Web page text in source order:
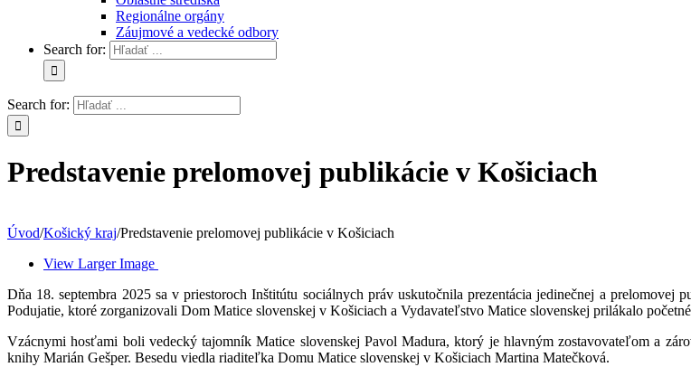
Regionálne orgány
Záujmové a vedecké odbory
Search for:
Search for:
Predstavenie prelomovej publikácie v Košiciach
Úvod/Košický kraj/Predstavenie prelomovej publikácie v Košiciach
View Larger Image
Dňa 18. septembra 2025 sa v priestoroch Inštitútu sociálnych práv uskutočnila prezentácia jedinečnej a
Podujatie, ktoré zorganizovali Dom Matice slovenskej v Košiciach a Vydavateľstvo Matice slovenskej prilákalo
Vzácnymi hosťami boli vedecký tajomník Matice slovenskej Pavol Madura, ktorý je hlavným zostavovateľom a
knihy Marián Gešper. Besedu viedla riaditeľka Domu Matice slovenskej v Košiciach Martina Matečková.